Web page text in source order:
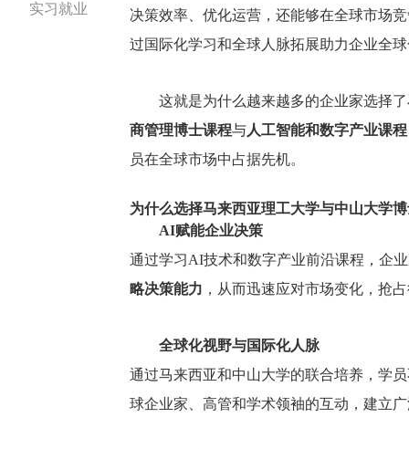
实习就业
决策效率、优化运营，还能够在全球市场
过国际化学习和全球人脉拓展助力企业全
这就是为什么越来越多的企业家选择了
商管理博士课程与人工智能和数字产业课程
员在全球市场中占据先机。
为什么选择马来西亚理工大学与中山大学
AI赋能企业决策
通过学习AI技术和数字产业前沿课程，企
略决策能力 ，从而迅速应对市场变化，抢
全球化视野与国际化人脉
通过马来西亚和中山大学的联合培养，学
球企业家、高管和学术领袖的互动，建立
《飞越汉字：中国
19:30-21:30